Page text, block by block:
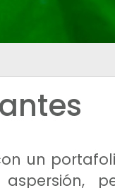
un